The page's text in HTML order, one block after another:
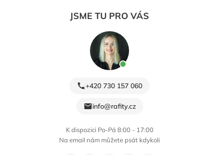
JSME TU PRO VÁS
+420 730 157 060
info@rafity.cz
K dispozici Po-Pá 8:00 - 17:00
Na email nám můžete psát kdykoli